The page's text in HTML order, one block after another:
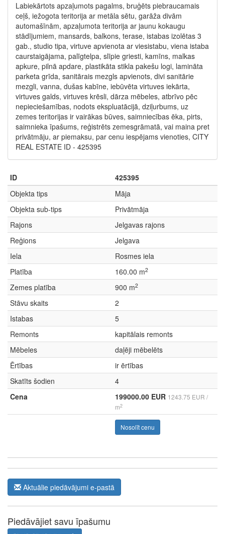
Labiekārtots apzaļumots pagalms, bruģēts piebraucamais
ceļš, iežogota teritorija ar metāla sētu, garāža divām
automašīnām, apzaļumota teritorija ar jaunu kokaugu
stādījumiem, mansards, balkons, terase, istabas izolētas 3
gab., studio tipa, virtuve apvienota ar viesistabu, viena istaba
caurstaigājama, palīgtelpa, slīpie griesti, kamīns, malkas
apkure, pilnā apdare, plastikāta stikla pakešu logi, lamināta
parketa grīda, sanitārais mezgls apvienots, divi sanitārie
mezgli, vanna, dušas kabīne, iebūvēta virtuves iekārta,
virtuves galds, virtuves krēsli, dārza mēbeles, atbrīvo pēc
nepieciešamības, nodots ekspluatācijā, dziļurbums, uz
zemes teritorijas ir vairākas būves, saimniecības ēka, pirts,
saimnieka īpašums, reģistrēts zemesgrāmatā, vai maina pret
privātmāju, ar piemaksu, par cenu iespējams vienoties, CITY
REAL ESTATE ID - 425395
ID
425395
Objekta tips
Māja
Objekta sub-tips
Privātmāja
Rajons
Jelgavas rajons
Reģions
Jelgava
Iela
Rosmes iela
Platība
160.00 m2
Zemes platība 900 m2
Stāvu skaits
2
Istabas
5
Remonts
kapitālais remonts
Mēbeles
daļēji mēbelēts
Ērtības
ir ērtības
Skatīts šodien
4
Cena
199000.00 EUR 1243.75 EUR /
m2
Nosolīt cenu
Aktuālie piedāvājumi e-pastā
Piedāvājiet savu īpašumu